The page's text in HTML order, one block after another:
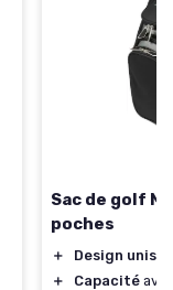
Sac de golf
poches
＋
Design
＋
Capacité